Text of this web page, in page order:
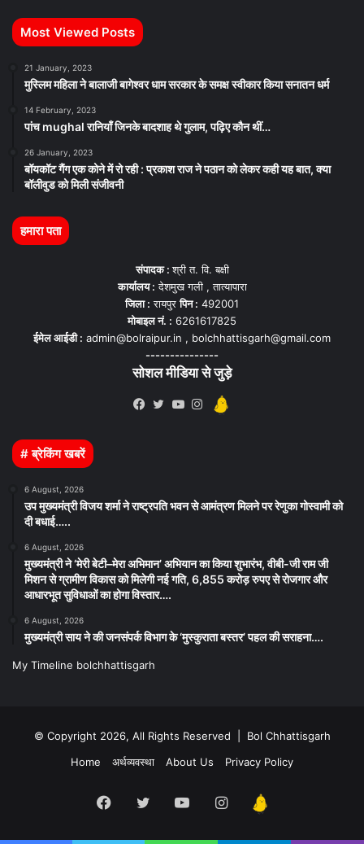
Most Viewed Posts
21 January, 2023
मुस्लिम महिला ने बालाजी बागेश्वर धाम सरकार के समक्ष स्वीकार किया सनातन धर्म
14 February, 2023
पांच mughal रानियाँ जिनके बादशाह थे गुलाम, पढ़िए कौन थीं…
26 January, 2023
बॉयकॉट गैंग एक कोने में रो रही : प्रकाश राज ने पठान को लेकर कही यह बात, क्या
बॉलीवुड को मिली संजीवनी
हमारा पता
संपादक :श्री त. वि. बक्षी
कार्यालय : देशमुख गली , तात्यापारा
जिला : रायपुरपिन : 492001
मोबाइल नं. : 6261617825
ईमेल आईडी : admin@bolraipur.in , bolchhattisgarh@gmail.com
---------------
सोशल मीडिया से जुड़े
# ब्रेकिंग खबरें
6 August, 2026
उप मुख्यमंत्री विजय शर्मा ने राष्ट्रपति भवन से आमंत्रण मिलने पर रेणुका गोस्वामी को
दी बधाई…..
6 August, 2026
मुख्यमंत्री ने ‘मेरी बेटी–मेरा अभिमान’ अभियान का किया शुभारंभ, वीबी-जी राम जी
मिशन से ग्रामीण विकास को मिलेगी नई गति, 6,855 करोड़ रुपए से रोजगार और
आधारभूत सुविधाओं का होगा विस्तार….
6 August, 2026
मुख्यमंत्री साय ने की जनसंपर्क विभाग के ‘मुस्कुराता बस्तर’ पहल की सराहना….
My Timeline bolchhattisgarh
© Copyright 2026, All Rights Reserved | Bol Chhattisgarh
Home
अर्थव्यवस्था About Us Privacy Policy
Facebook
Twitter YouTubeInstagram